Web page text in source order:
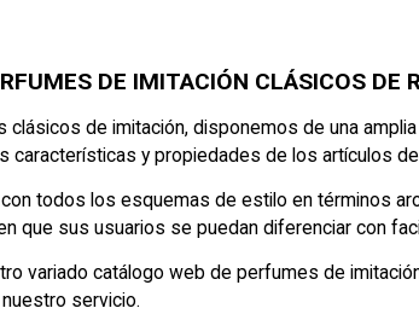
DE IMITACIÓN CLÁSICOS DE
clásicos de imitación, disponemos de una
características y propiedades de los artículos
todos los esquemas de estilo en términos
que sus usuarios se puedan diferenciar con
variado catálogo web de perfumes de
servicio.